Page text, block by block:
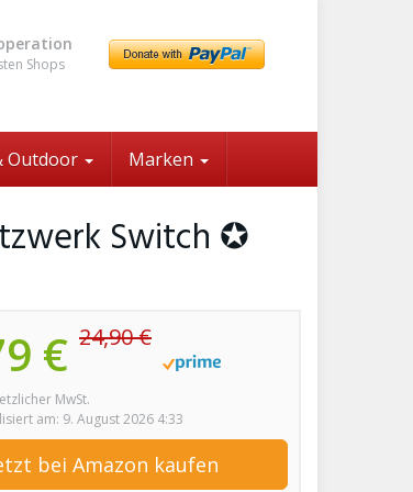
Shops
Outdoor Marken
Switch ✪
€ 24,90 €
MwSt.
am: 9. August 2026 4:33
bei Amazon kaufen